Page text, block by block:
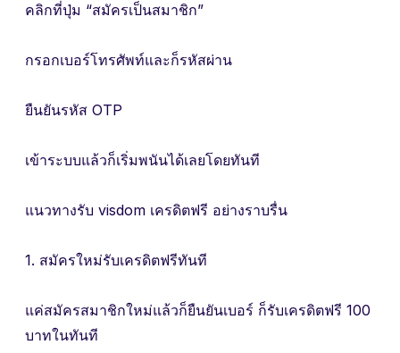
คลิกที่ปุ่ม “สมัครเป็นสมาชิก”
กรอกเบอร์โทรศัพท์และก็รหัสผ่าน
ยืนยันรหัส OTP
เข้าระบบแล้วก็เริ่มพนันได้เลยโดยทันที
แนวทางรับ visdom เครดิตฟรี อย่างราบรื่น
1. สมัครใหม่รับเครดิตฟรีทันที
แค่สมัครสมาชิกใหม่แล้วก็ยืนยันเบอร์ ก็รับเครดิตฟรี 100
บาทในทันที